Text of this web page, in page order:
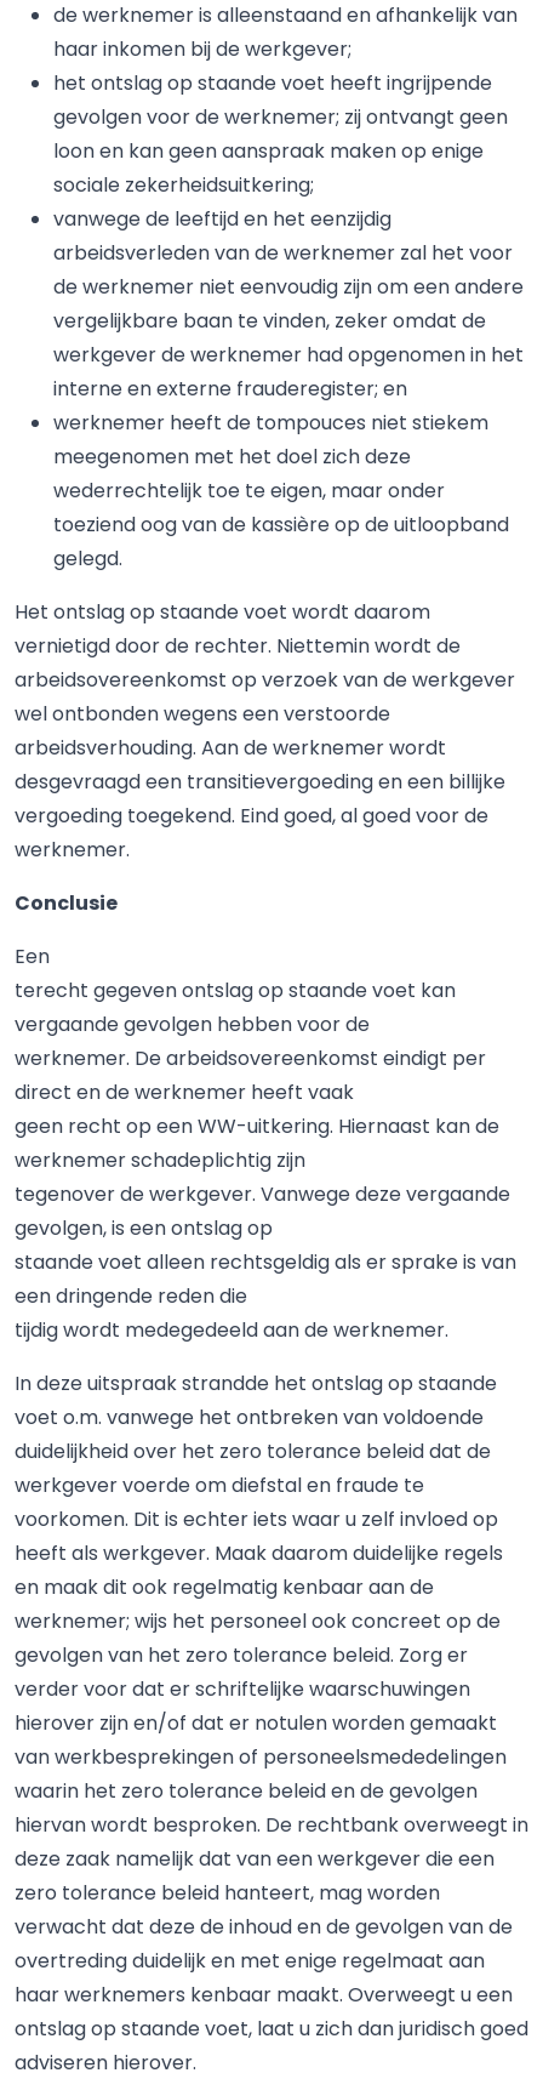
de werknemer is alleenstaand en afhankelijk van
haar inkomen bij de werkgever;
het ontslag op staande voet heeft ingrijpende
gevolgen voor de werknemer; zij ontvangt geen
loon en kan geen aanspraak maken op enige
sociale zekerheidsuitkering;
vanwege de leeftijd en het eenzijdig
arbeidsverleden van de werknemer zal het voor
de werknemer niet eenvoudig zijn om een andere
vergelijkbare baan te vinden, zeker omdat de
werkgever de werknemer had opgenomen in het
interne en externe frauderegister; en
werknemer heeft de tompouces niet stiekem
meegenomen met het doel zich deze
wederrechtelijk toe te eigen, maar onder
toeziend oog van de kassière op de uitloopband
gelegd.
Het ontslag op staande voet wordt daarom
vernietigd door de rechter. Niettemin wordt de
arbeidsovereenkomst op verzoek van de werkgever
wel ontbonden wegens een verstoorde
arbeidsverhouding. Aan de werknemer wordt
desgevraagd een transitievergoeding en een billijke
vergoeding toegekend. Eind goed, al goed voor de
werknemer.
Conclusie
Een
terecht gegeven ontslag op staande voet kan
vergaande gevolgen hebben voor de
werknemer. De arbeidsovereenkomst eindigt per
direct en de werknemer heeft vaak
geen recht op een WW-uitkering. Hiernaast kan de
werknemer schadeplichtig zijn
tegenover de werkgever. Vanwege deze vergaande
gevolgen, is een ontslag op
staande voet alleen rechtsgeldig als er sprake is van
een dringende reden die
tijdig wordt medegedeeld aan de werknemer.
In deze uitspraak strandde het ontslag op staande
voet o.m. vanwege het ontbreken van voldoende
duidelijkheid over het zero tolerance beleid dat de
werkgever voerde om diefstal en fraude te
voorkomen. Dit is echter iets waar u zelf invloed op
heeft als werkgever. Maak daarom duidelijke regels
en maak dit ook regelmatig kenbaar aan de
werknemer; wijs het personeel ook concreet op de
gevolgen van het zero tolerance beleid. Zorg er
verder voor dat er schriftelijke waarschuwingen
hierover zijn en/of dat er notulen worden gemaakt
van werkbesprekingen of personeelsmededelingen
waarin het zero tolerance beleid en de gevolgen
hiervan wordt besproken. De rechtbank overweegt in
deze zaak namelijk dat van een werkgever die een
zero tolerance beleid hanteert, mag worden
verwacht dat deze de inhoud en de gevolgen van de
overtreding duidelijk en met enige regelmaat aan
haar werknemers kenbaar maakt. Overweegt u een
ontslag op staande voet, laat u zich dan juridisch goed
adviseren hierover.